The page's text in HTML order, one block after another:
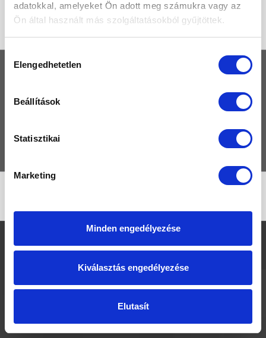
adatokkal, amelyeket Ön adott meg számukra vagy az
Ön által használt más szolgáltatásokból gyűjtöttek.
Hozzájárulás
kiválasztása
Elengedhetetlen
Beállítások
Statisztikai
Marketing
Minden engedélyezése
Kiválasztás engedélyezése
Elutasít
KEZDŐLAP
MÁRKÁK
Fürdő Outlet © Kád, Masszázsrendszer, Zuhanytálca kiárusítás
nyilatkozat|Adatvédelmi irányelvek